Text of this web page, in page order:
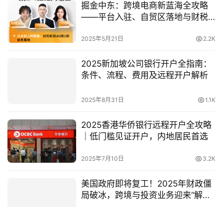
掘金中东：跨境电商新蓝海全攻略
——平台入驻、自贸区落地与财税
2025年5月21日 2.2K
2025新加坡公司银行开户全指南：
条件、流程、费用及远程开户解析
2025年8月31日 1.1K
2025香港华侨银行远程开户全攻略
｜低门槛见证开户，内地居民首选
2025年7月10日 3.2K
美国政府即将复工！2025年财政僵
局破冰，跨境与投资业务迎来“解冻